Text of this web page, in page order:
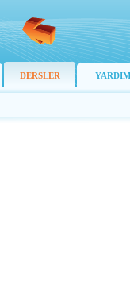
DERSLER YARDIM